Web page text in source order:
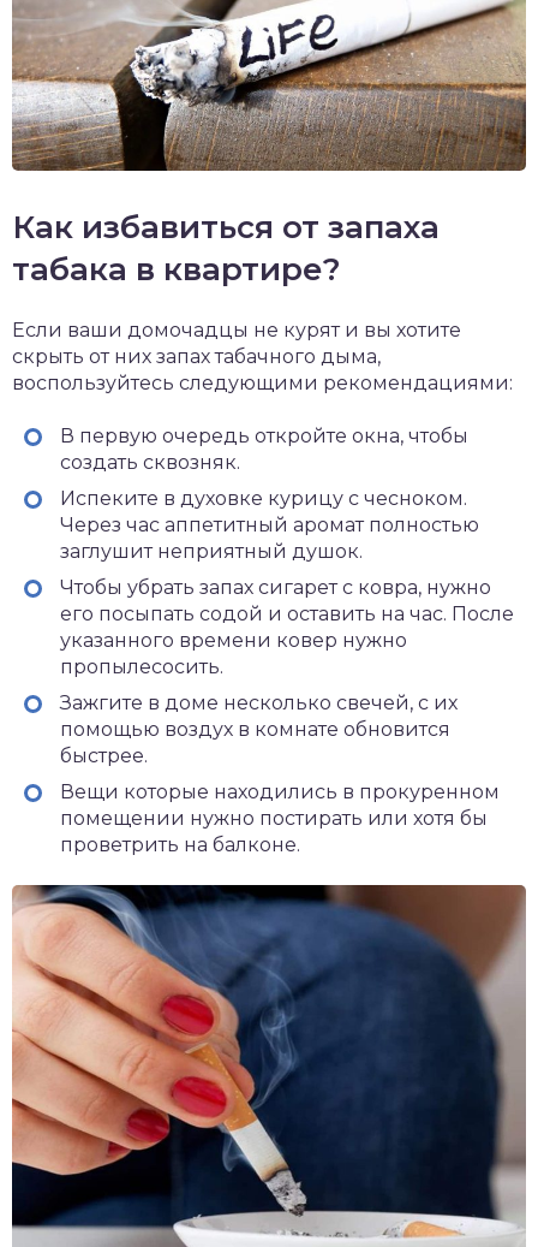
Как избавиться от запаха
табака в квартире?
Если ваши домочадцы не курят и вы хотите
скрыть от них запах табачного дыма,
воспользуйтесь следующими рекомендациями:
В первую очередь откройте окна, чтобы
создать сквозняк.
Испеките в духовке курицу с чесноком.
Через час аппетитный аромат полностью
заглушит неприятный душок.
Чтобы убрать запах сигарет с ковра, нужно
его посыпать содой и оставить на час. После
указанного времени ковер нужно
пропылесосить.
Зажгите в доме несколько свечей, с их
помощью воздух в комнате обновится
быстрее.
Вещи которые находились в прокуренном
помещении нужно постирать или хотя бы
проветрить на балконе.